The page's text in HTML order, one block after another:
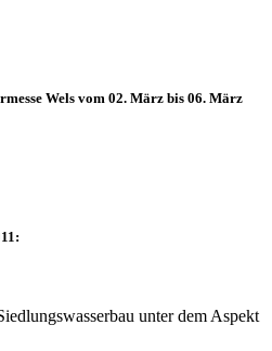
Wels vom 02. März bis 06. März
unter dem Aspekt